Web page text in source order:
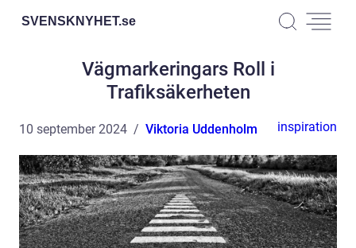
SVENSKNYHET.se
Vägmarkeringars Roll i
Trafiksäkerheten
10 september 2024 Viktoria Uddenholm inspiration